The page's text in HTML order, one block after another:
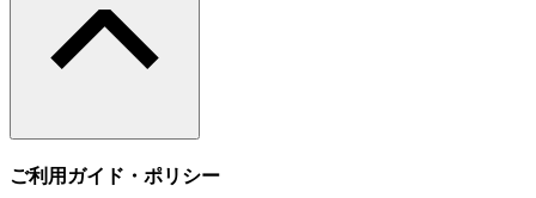
ご利用ガイド・ポリシー